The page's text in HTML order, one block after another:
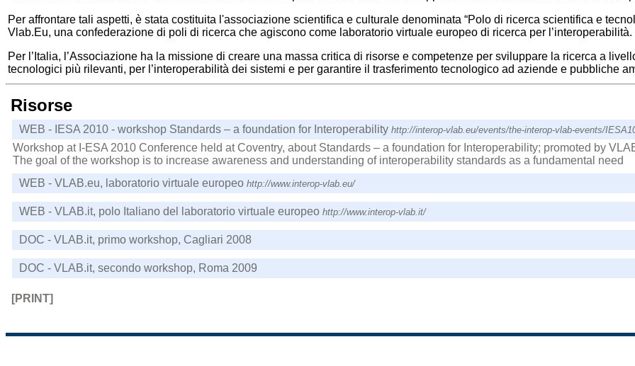
Per affrontare tali aspetti, è stata costituita l'associazione scientifica e culturale denominata “Polo di ricerca scientifica e
Vlab.Eu, una confederazione di poli di ricerca che agiscono come laboratorio virtuale europeo di ricerca per l’interoperabilità.
Per l’Italia, l’Associazione ha la missione di creare una massa critica di risorse e competenze per sviluppare la ricerca a
tecnologici più rilevanti, per l’interoperabilità dei sistemi e per garantire il trasferimento tecnologico ad aziende e pubbliche
Risorse
WEB - IESA 2010 - workshop Standards – a foundation for Interoperability http://interop-vlab.eu/events/the-interop-vlab-events/
Workshop at I-ESA 2010 Conference held at Coventry, about Standards – a foundation for Interoperability; promoted by
The goal of the workshop is to increase awareness and understanding of interoperability standards as a fundamental need
WEB - VLAB.eu, laboratorio virtuale europeo http://www.interop-vlab.eu/
WEB - VLAB.it, polo Italiano del laboratorio virtuale europeo http://www.interop-vlab.it/
DOC - VLAB.it, primo workshop, Cagliari 2008
DOC - VLAB.it, secondo workshop, Roma 2009
[PRINT]